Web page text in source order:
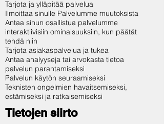
Tarjota ja ylläpitää palvelua
Ilmoittaa sinulle Palvelumme muutoksista
Antaa sinun osallistua palvelumme
interaktiivisiin ominaisuuksiin, kun päätät
tehdä niin
Tarjota asiakaspalvelua ja tukea
Antaa analyyseja tai arvokasta tietoa
palvelun parantamiseksi
Palvelun käytön seuraamiseksi
Teknisten ongelmien havaitsemiseksi,
estämiseksi ja ratkaisemiseksi
Tietojen siirto